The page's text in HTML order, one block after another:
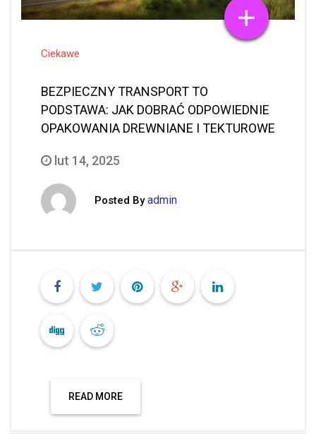
Ciekawe
BEZPIECZNY TRANSPORT TO
PODSTAWA: JAK DOBRAĆ ODPOWIEDNIE
OPAKOWANIA DREWNIANE I TEKTUROWE
lut 14, 2025
Posted By admin
READ MORE